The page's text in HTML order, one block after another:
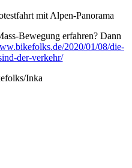
Bewegung erfahren? Dann
2020/01/08/die-
der-verkehr/
Inka